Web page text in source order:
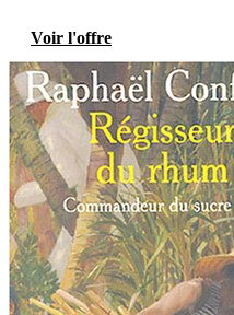
Voir l'offre